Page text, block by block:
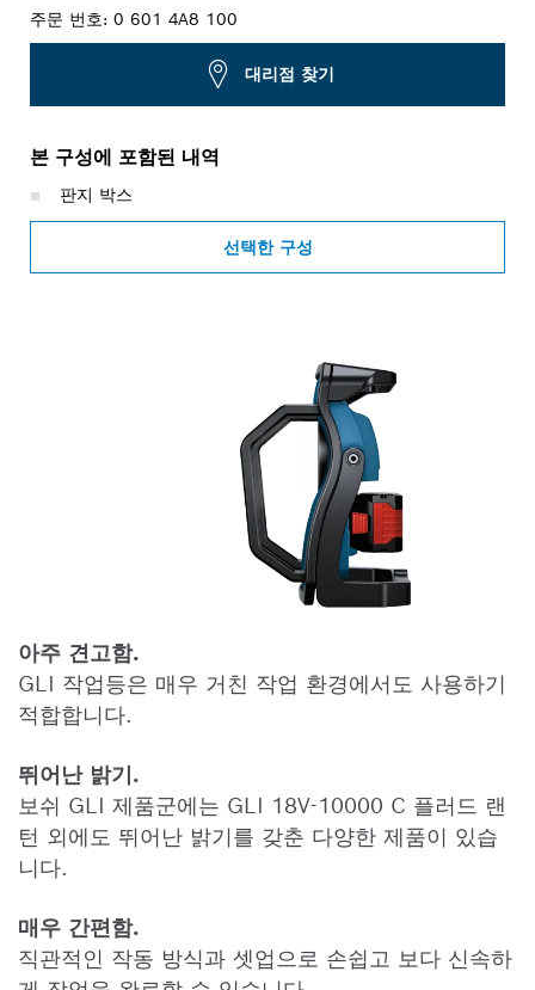
주문 번호: 0 601 4A8 100
대리점 찾기
본 구성에 포함된 내역
판지 박스
선택한 구성
아주 견고함.
GLI 작업등은 매우 거친 작업 환경에서도 사용하기
적합합니다.
뛰어난 밝기.
보쉬 GLI 제품군에는 GLI 18V-10000 C 플러드 랜
턴 외에도 뛰어난 밝기를 갖춘 다양한 제품이 있습
니다.
매우 간편함.
직관적인 작동 방식과 셋업으로 손쉽고 보다 신속하